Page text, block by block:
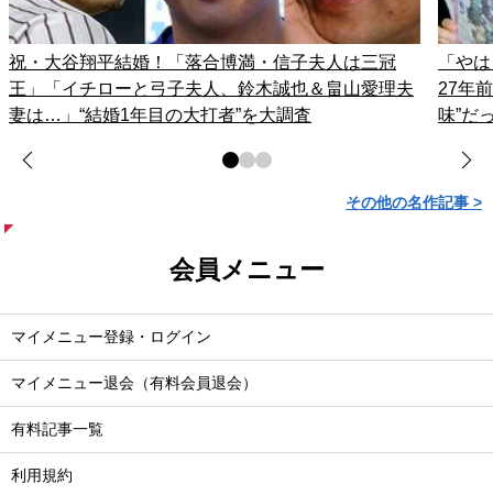
祝・大谷翔平結婚！「落合博満・信子夫人は三冠
王」「イチローと弓子夫人、鈴木誠也＆畠山愛理夫
妻は…」“結婚1年目の大打者”を大調査
「や
27年
味”だ
その他の名作記事 >
会員メニュー
マイメニュー登録・ログイン
マイメニュー退会（有料会員退会）
有料記事一覧
利用規約